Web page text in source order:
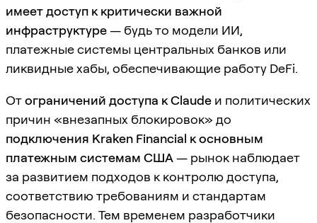
имеет доступ к критически важной
инфраструктуре— будь то модели ИИ,
платежные системы центральных банков или
ликвидные хабы, обеспечивающие работу DeFi.
Отограничений доступа к Claude и политических
причин «внезапных блокировок» до
подключения Kraken Financial к основным
платежным системам США— рынок наблюдает
за развитием подходов к контролю доступа,
соответствию требованиям и стандартам
безопасности. Тем временем разработчики